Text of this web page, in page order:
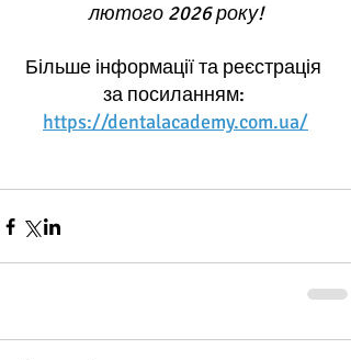
лютого 2026 року!
Більше інформації та реєстрація
за посиланням:
https://dentalacademy.com.ua/